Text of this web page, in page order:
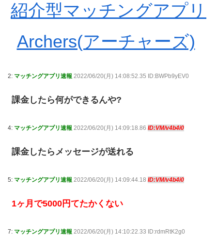
紹介型マッチングアプリ
Archers(アーチャーズ)
2: マッチングアプリ速報 2022/06/20(月) 14:08:52.35 ID:BWPb9yEV0
課金したら何ができるんや?
4: マッチングアプリ速報 2022/06/20(月) 14:09:18.86 ID:VM/v4b4i0
課金したらメッセージが送れる
5: マッチングアプリ速報 2022/06/20(月) 14:09:44.18 ID:VM/v4b4i0
1ヶ月で5000円てたかくない
7: マッチングアプリ速報 2022/06/20(月) 14:10:22.33 ID:rdmRtK2g0